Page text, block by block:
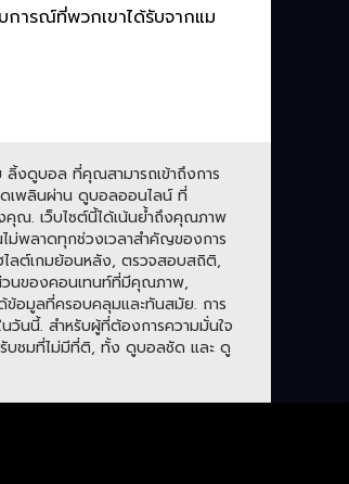
การณ์ที่พวกเขาได้รับจากแม
งดูบอล ที่คุณสามารถเข้าถึงการ
ดเพลินผ่าน ดูบอลออนไลน์ ที่
คุณ. เว็บไซต์นี้ได้เน้นย้ำถึงคุณภาพ
ม่พลาดทุกช่วงเวลาสำคัญของการ
ลต์เกมย้อนหลัง, ตรวจสอบสถิติ,
วนของคอนเทนท์ที่มีคุณภาพ,
ด้ข้อมูลที่ครอบคลุมและทันสมัย. การ
นนี้. สำหรับผู้ที่ต้องการความมั่นใจ
รับชมที่ไม่มีที่ติ, ทั้ง ดูบอลชัด และ ดู